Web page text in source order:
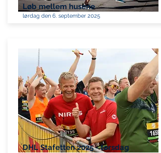
Løb mellem husene
lørdag den 6. september 2025
DHL Stafetten 2025 - torsdag